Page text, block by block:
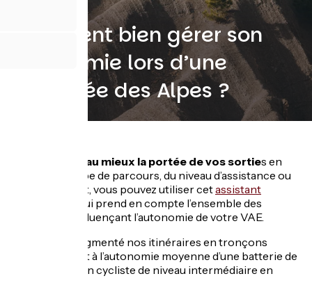
Comment bien gérer son
autonomie lors d’une
traversée des Alpes ?
Pour estimer au mieux la portée de vos sorties en
fonction du type de parcours, du niveau d’assistance ou
du chargement, vous pouvez utiliser cetassistant
, qui prend en compte l’ensemble des
paramètres influençant l’autonomie de votre VAE.
Nous avons segmenté nos itinéraires en tronçons
correspondant à l’autonomie moyenne d’une batterie de
625 Wh pour un cycliste de niveau intermédiaire en